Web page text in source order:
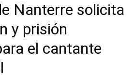
Nanterre solicita
y prisión
el cantante